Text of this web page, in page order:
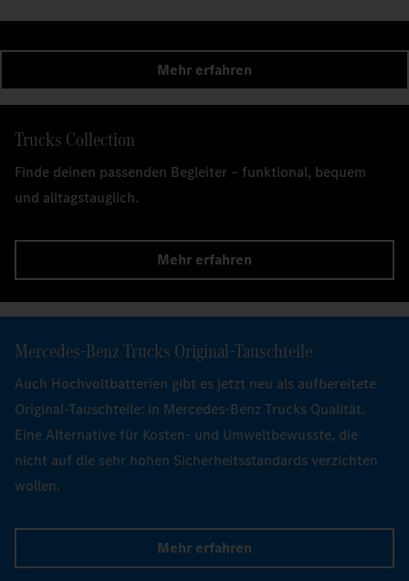
Mehr erfahren
Trucks Collection
Finde deinen passenden Begleiter – funktional, bequem
und alltagstauglich.
Mehr erfahren
Mercedes‑Benz Trucks Original-Tauschteile
Auch Hochvoltbatterien gibt es jetzt neu als aufbereitete
Original-Tauschteile: in Mercedes-Benz Trucks Qualität.
Eine Alternative für Kosten- und Umweltbewusste, die
nicht auf die sehr hohen Sicherheitsstandards verzichten
wollen.
Mehr erfahren